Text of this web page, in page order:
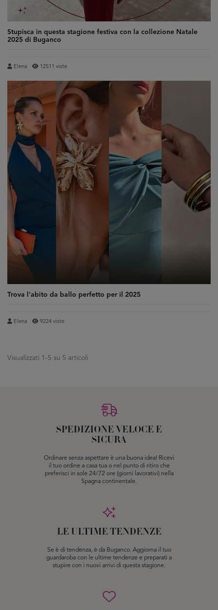
Stupisca in questa stagione festiva con la collezione Natale
2025 di Buganco
Elena 12511 viste
Trova l'abito da ballo perfetto per il 2025
Elena 9224 viste
Visualizzati 1-5 su 5 articoli
SPEDIZIONE VELOCE E
SICURA
Ordinare senza aspettare è una buona idea! Ricevi
il tuo ordine a casa tua o nel punto di ritiro che
preferisci in sole 24/72 ore (giorni lavorativi) nella
Spagna continentale.
LE ULTIME TENDENZE
Se è di tendenza, è da Buganco. Aggiorna il tuo
guardaroba con le ultime tendenze e preparati a
stupire con i nuovi arrivi di questa stagione.